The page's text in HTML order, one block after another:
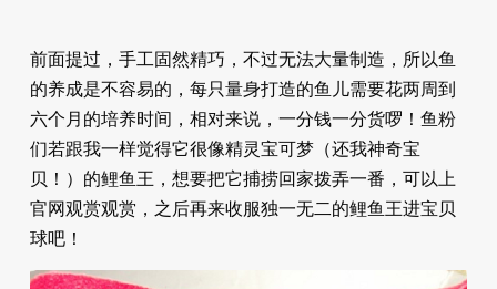
前面提过，手工固然精巧，不过无法大量制造，所以鱼
的养成是不容易的，每只量身打造的鱼儿需要花两周到
六个月的培养时间，相对来说，一分钱一分货啰！鱼粉
们若跟我一样觉得它很像精灵宝可梦（还我神奇宝
贝！）的鲤鱼王，想要把它捕捞回家拨弄一番，可以上
官网观赏观赏，之后再来收服独一无二的鲤鱼王进宝贝
球吧！